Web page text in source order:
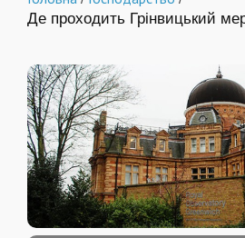
Де проходить Грінвицький